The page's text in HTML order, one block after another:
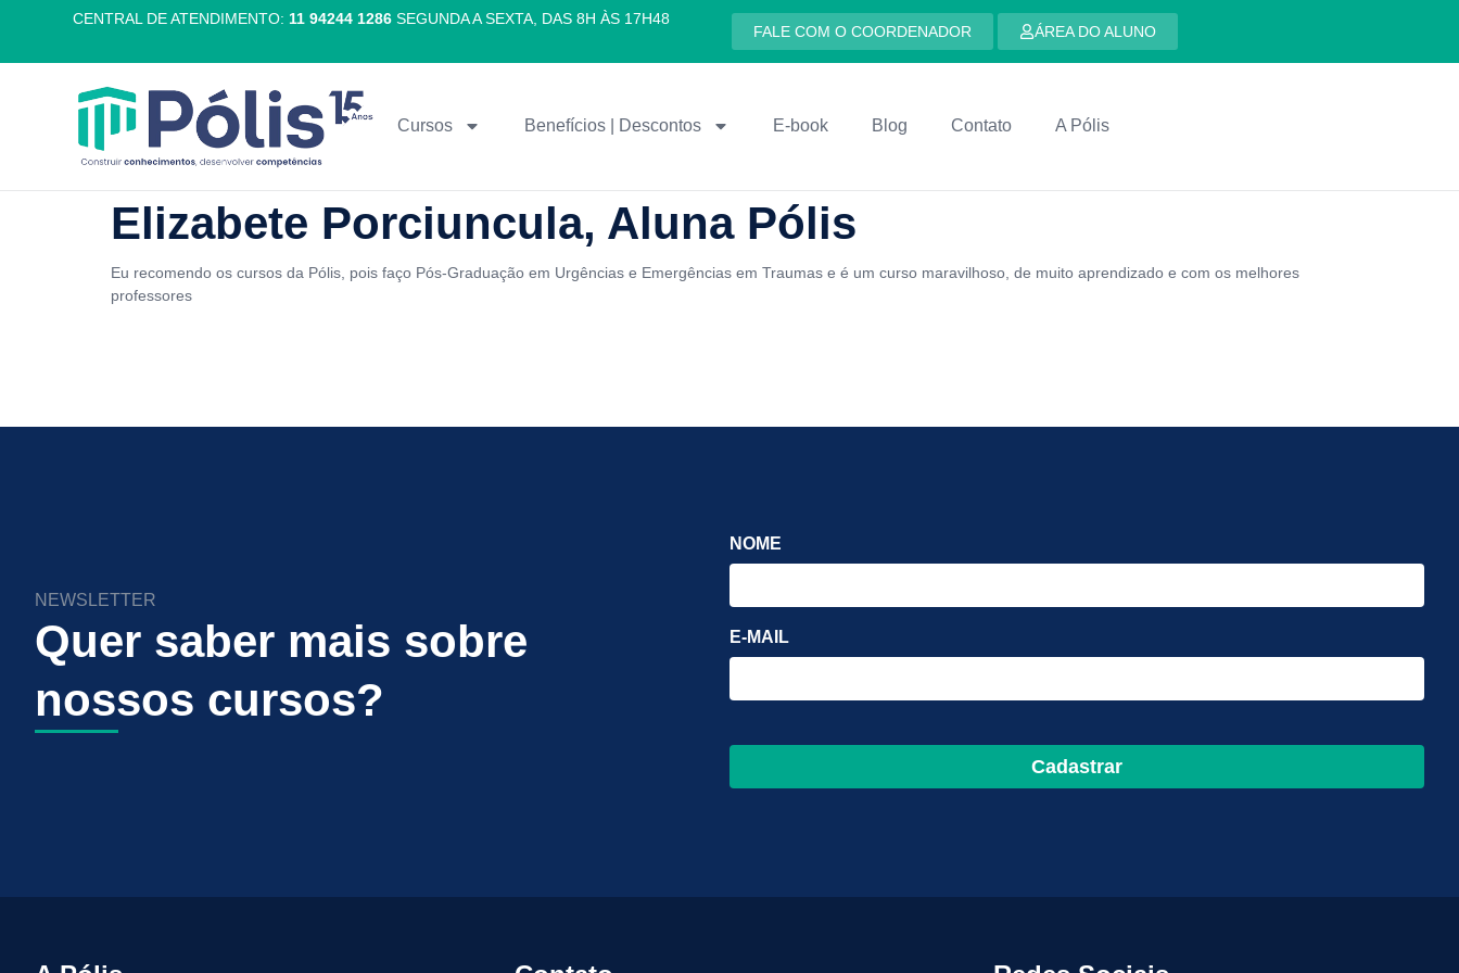
CENTRAL DE ATENDIMENTO: 11 94244 1286 SEGUNDA A SEXTA, DAS 8H ÀS 17H48
FALE COM O COORDENADOR ÁREA DO ALUNO
Cursos Benefícios | Descontos E-book Blog Contato A Pólis
Elizabete Porciuncula, Aluna Pólis
Eu recomendo os cursos da Pólis, pois faço Pós-Graduação em Urgências e Emergências em Traumas e é um curso maravilhoso, de muito aprendizado e com os melhores
professores
NEWSLETTER
Quer saber mais sobre
nossos cursos?
NOME
E-MAIL
Cadastrar